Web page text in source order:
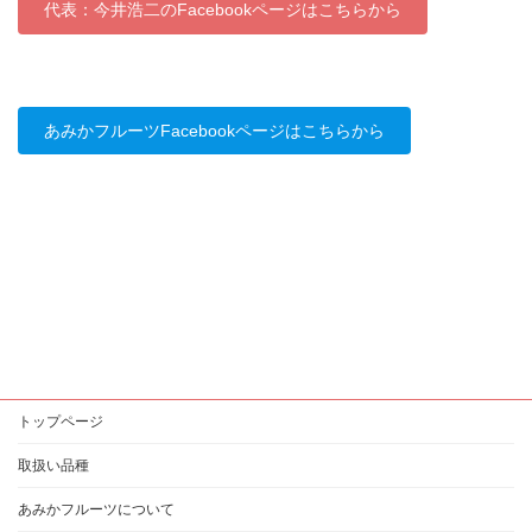
代表：今井浩二のFacebookページはこちらから
あみかフルーツFacebookページはこちらから
トップページ
取扱い品種
あみかフルーツについて